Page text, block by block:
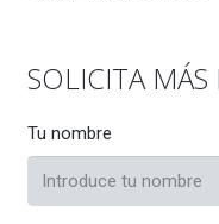
SOLICITA
Tu nombre